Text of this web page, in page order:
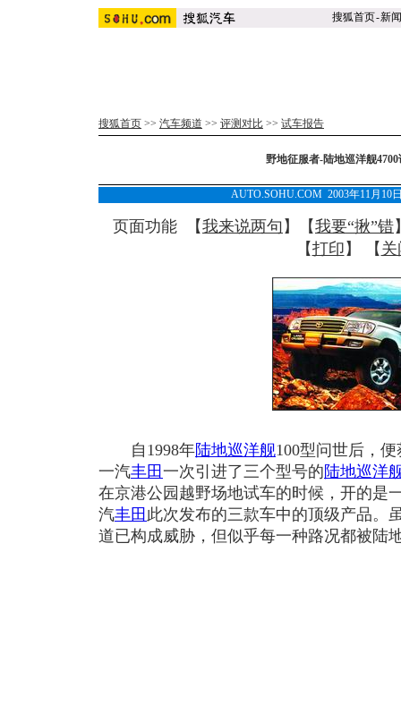
搜狐首页-新闻
搜狐首页 >> 汽车频道 >> 评测对比 >> 试车报告
野地征服者-陆地巡洋舰
AUTO.SOHU.COM 2003年11月
页面功能 【我来说两句 】【我要“揪”错
【打印 】 【 关
自1998年陆地巡洋舰100型问世后，
一汽丰田 一次引进了三个型号的 陆地巡洋
在京港公园越野场地试车的时候，开的是
汽丰田 此次发布的三款车中的顶级产品。
道已构成威胁，但似乎每一种路况都被陆